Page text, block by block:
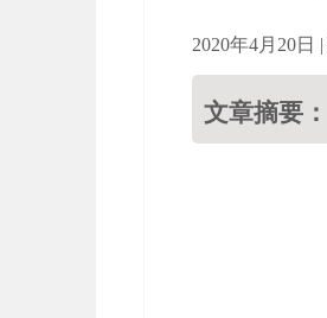
2020年4月20日 |
文章摘要：